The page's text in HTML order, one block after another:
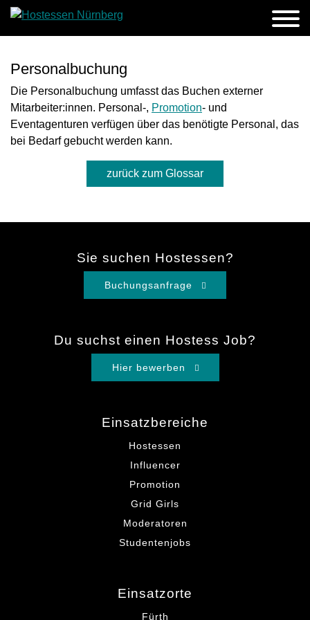
Personalbuchung
Die Personalbuchung umfasst das Buchen externer
Mitarbeiter:innen. Personal-, Promotion- und
Eventagenturen verfügen über das benötigte Personal, das
bei Bedarf gebucht werden kann.
zurück zum Glossar
Sie suchen Hostessen?
Buchungsanfrage
Du suchst einen Hostess Job?
Hier bewerben
Einsatzbereiche
Hostessen
Influencer
Promotion
Grid Girls
Moderatoren
Studentenjobs
Einsatzorte
Fürth